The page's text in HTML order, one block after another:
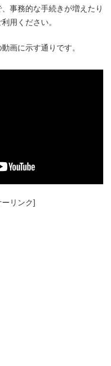
事務的な手続きが増えたり
用ください。
画に示す通りです。
リンク]